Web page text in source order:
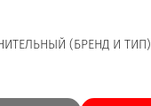
(БРЕНД И ТИП)